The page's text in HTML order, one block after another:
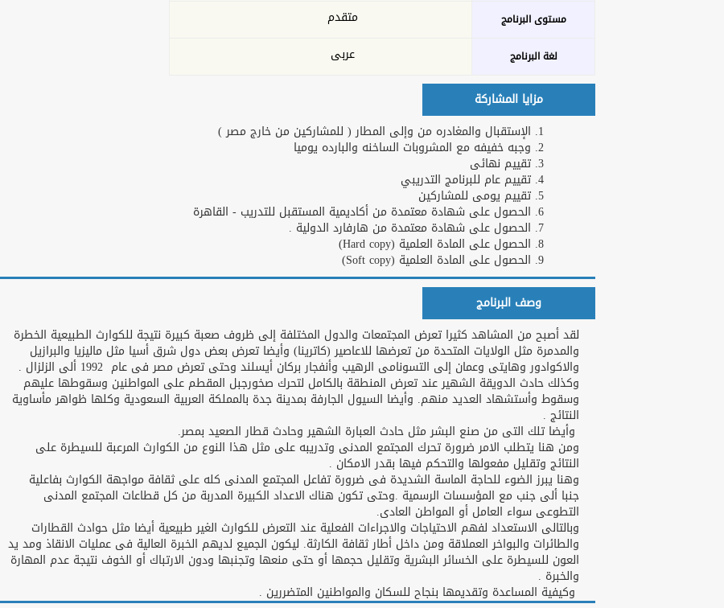
مستوى البرنامج
متقدم
لغة البرنامج عربى
مزايا المشاركة
الإستقبال والمغادره من وإلى المطار ( للمشاركين من خارج مصر )
وجبه خفيفه مع المشروبات الساخنه والبارده يوميا
تقييم نهائى
تقييم عام للبرنامج التدريبي
تقييم يومى للمشاركين
الحصول على شهادة معتمدة من أكاديمية المستقبل للتدريب - القاهرة
الحصول على شهادة معتمدة من هارفارد الدولية .
الحصول على المادة العلمية (Hard copy)
الحصول على المادة العلمية (Soft copy)
وصف البرنامج
لقد أصبح من المشاهد كثيرا تعرض المجتمعات والدول المختلفة إلى ظروف صعبة كبيرة نتيجة للكوارث الطبيعية الخطرة
والمدمرة مثل الولايات المتحدة من تعرضها للاعاصير (كاترينا) وأيضا تعرض بعض دول شرق أسيا مثل ماليزيا والبرازيل
والاكوادور وهايتى وعمان إلى التسونامى الرهيب وأنفجار بركان أيسلند وحتى تعرض مصر فى عام 1992 ألى الزلزال .
وكذلك حادث الدويقة الشهير عند تعرض المنطقة بالكامل لتحرك صخورجبل المقطم على المواطنين وسقوطها عليهم
وسقوط وأستشهاد العديد منهم. وأيضا السيول الجارفة بمدينة جدة بالمملكة العربية السعودية وكلها ظواهر مأساوية
النتائج .
وأيضا تلك التى من صنع البشر مثل حادث العبارة الشهير وحادث قطار الصعيد بمصر.
ومن هنا يتطلب الامر ضرورة تحرك المجتمع المدنى وتدريبه على مثل هذا النوع من الكوارث المرعبة للسيطرة على
النتائج وتقليل مفعولها والتحكم فيها بقدر الامكان .
وهنا يبرز الضوء للحاجة الماسة الشديدة فى ضرورة تفاعل المجتمع المدنى كله على ثقافة مواجهة الكوارث بفاعلية
جنبا ألى جنب مع المؤسسات الرسمية .وحتى تكون هناك الاعداد الكبيرة المدربة من كل قطاعات المجتمع المدنى
التطوعى سواء العامل أو المواطن العادى.
وبالتالى الاستعداد لفهم الاحتياجات والاجراءات الفعلية عند التعرض للكوارث الغير طبيعية أيضا مثل حوادث القطارات
والطائرات والبواخر العملاقة ومن داخل أطار ثقافة الكارثة. ليكون الجميع لديهم الخبرة العالية فى عمليات الانقاذ ومد يد
العون للسيطرة على الخسائر البشرية وتقليل حجمها أو حتى منعها وتجنبها ودون الارتباك أو الخوف نتيجة عدم المهارة
والخبرة .
وكيفية المساعدة وتقديمها بنجاح للسكان والمواطنين المتضررين .